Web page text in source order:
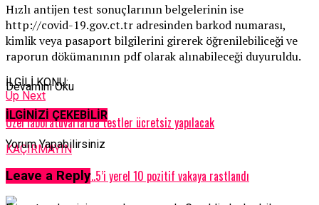
Hızlı antijen test sonuçlarının belgelerinin ise
http://covid-19.gov.ct.tr adresinden barkod numarası,
kimlik veya pasaport bilgilerini girerek öğrenilebiliceği ve
raporun dökümanının pdf olarak alınabileceği duyuruldu.
İLGİLİ KONU:
Up Next
Özel laboratuvarlarda testler ücretsiz yapılacak
KAÇIRMAYIN
Düşüş devam ediyor..5’i yerel 10 pozitif vakaya rastlandı
Devamını Oku
İLGİNİZİ ÇEKEBİLİR
Yorum Yapabilirsiniz
Leave a Reply